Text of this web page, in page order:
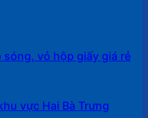
vỏ hộp giấy giá rẻ
vực Hai Bà Trưng